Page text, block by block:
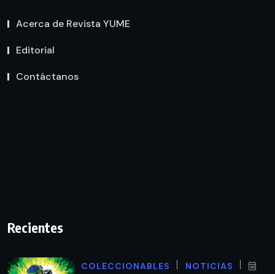
Acerca de Revista YUME
Editorial
Contáctanos
Recientes
COLECCIONABLES NOTICIAS